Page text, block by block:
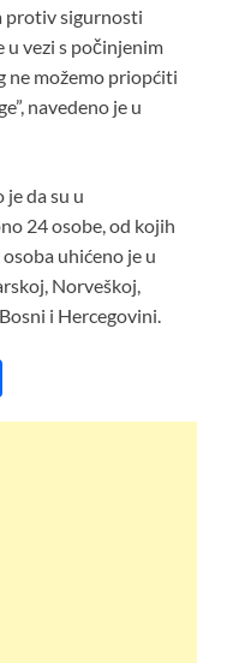
protiv sigurnosti
u vezi s počinjenim
ne možemo priopćiti
navedeno je u
da su u
24 osobe, od kojih
uhićeno je u
Norveškoj,
i Hercegovini.
h